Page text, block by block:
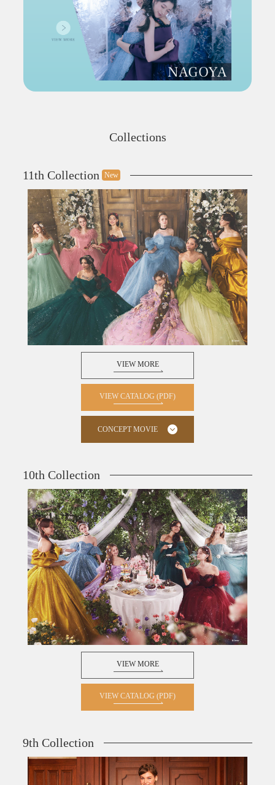
Collections
11th Collection New
VIEW MORE
VIEW CATALOG (PDF)
CONCEPT MOVIE
10th Collection
VIEW MORE
VIEW CATALOG (PDF)
9th Collection